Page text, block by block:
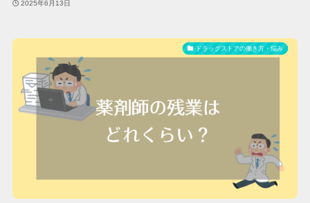
2025年6月13日
ドラッグストアの働き方・悩み